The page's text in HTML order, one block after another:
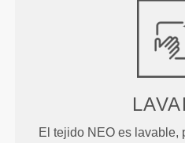
El tejido NEO es lavable,